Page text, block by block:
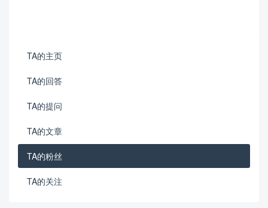
TA的主页
TA的回答
TA的提问
TA的文章
TA的粉丝
TA的关注